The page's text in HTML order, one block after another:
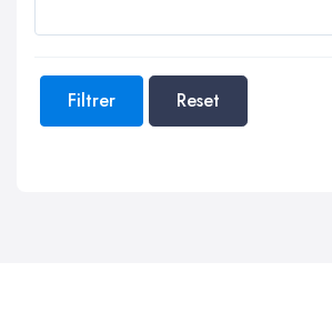
Filtrer Reset